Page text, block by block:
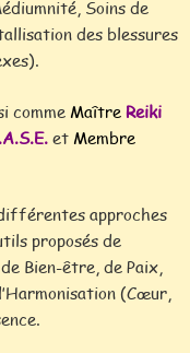
Soins de
des blessures
comme MaîtreReiki
et Membre
approches
proposés de
Bien-être, de Paix,
(Cœur,